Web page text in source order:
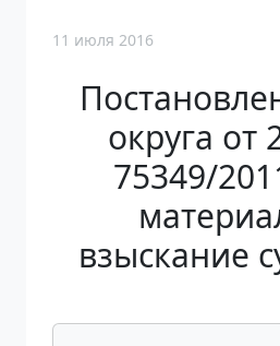
11 июля 2016
округа от
75349/
взыскание